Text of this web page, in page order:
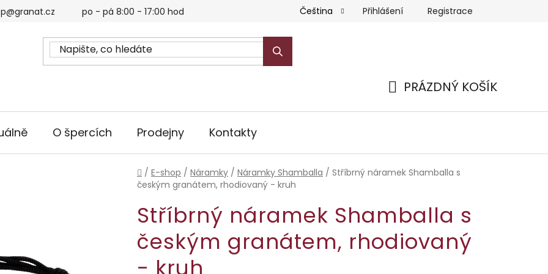
po - pá 8:00 - 17:00 hod Čeština Přihlášení Registrace
PRÁZDNÝ KOŠÍK
O špercích Prodejny Kontakty
Domů
/ E-shop / Náramky / Náramky Shamballa / Stříbrný náramek Shamballa s
českým granátem, rhodiovaný - kruh
Stříbrný náramek Shamballa s
českým granátem, rhodiovaný
- kruh